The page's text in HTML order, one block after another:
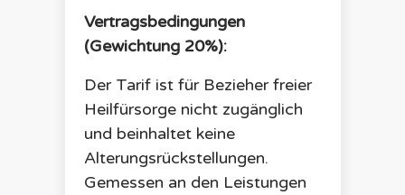
Vertragsbedingungen
(Gewichtung 20%):
Der Tarif ist für Bezieher freier
Heilfürsorge nicht zugänglich
und beinhaltet keine
Alterungsrückstellungen.
Gemessen an den Leistungen